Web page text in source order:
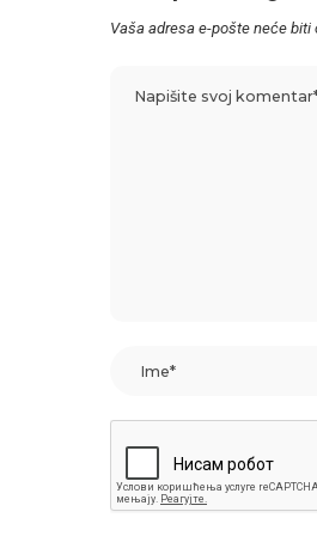
Vaša adresa e-pošte neće biti